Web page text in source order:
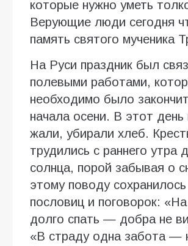
которые нужно уметь
Верующие люди сегодня
память святого мученика
На Руси праздник был
полевыми работами,
необходимо было
начала осени. В этот день
жали, убирали хлеб.
трудились с раннего утра
солнца, порой забывая о
этому поводу
пословиц и поговорок:
долго спать — добра не
«В страду одна забота —